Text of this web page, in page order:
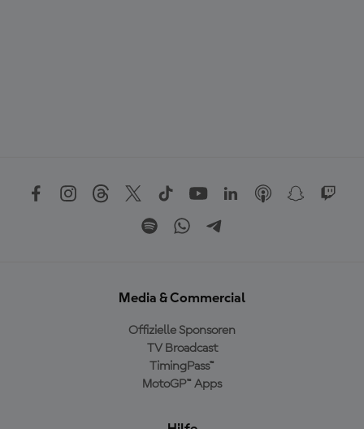
Media & Commercial
Offizielle Sponsoren
TV Broadcast
TimingPass™
MotoGP™ Apps